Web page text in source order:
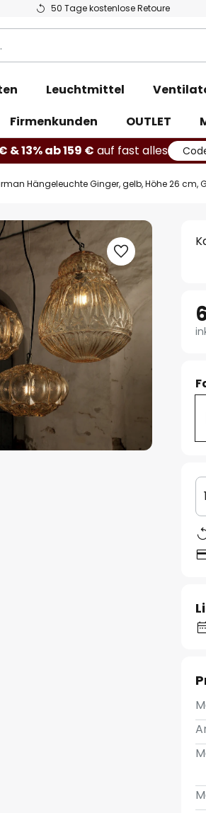
50 Tage kostenlose Retoure
Leuchtmittel
Firmenkunden
OUTLET
& 13% ab 159 € auf fast alles
Hängeleuchte Ginger, gelb, Höhe 26 cm,
1